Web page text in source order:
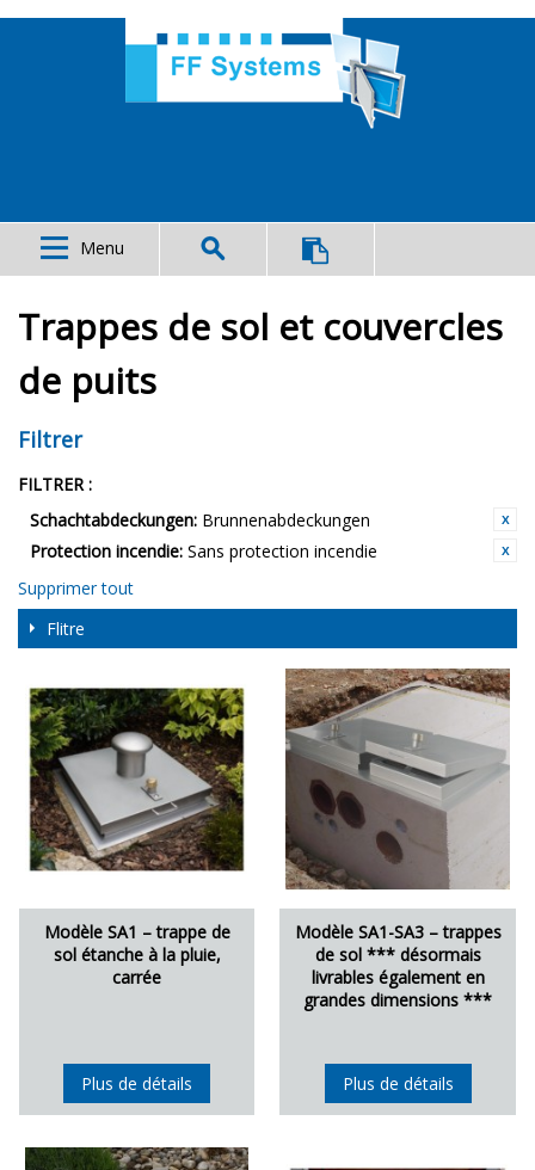
Menu
Trappes de sol et couvercles
de puits
Filtrer
FILTRER :
Schachtabdeckungen: Brunnenabdeckungen
Protection incendie: Sans protection incendie
Supprimer tout
Flitre
Modèle SA1 – trappe de
sol étanche à la pluie,
carrée
Plus de détails
Modèle SA1-SA3 – trappes
de sol *** désormais
livrables également en
grandes dimensions ***
Plus de détails